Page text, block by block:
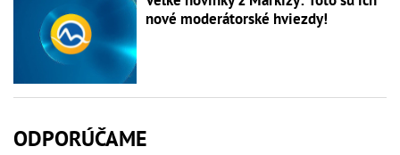
nové moderátorské hviezdy!
ODPORÚČAME